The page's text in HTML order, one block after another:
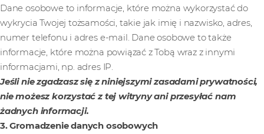
Dane osobowe to informacje, które można wykorzystać do
wykrycia Twojej tożsamości, takie jak imię i nazwisko, adres,
numer telefonu i adres e-mail. Dane osobowe to także
informacje, które można powiązać z Tobą wraz z innymi
informacjami, np. adres IP.
Jeśli nie zgadzasz się z niniejszymi zasadami prywatności,
nie możesz korzystać z tej witryny ani przesyłać nam
żadnych informacji.
3. Gromadzenie danych osobowych